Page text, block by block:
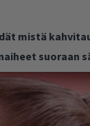
mistä
suoraan